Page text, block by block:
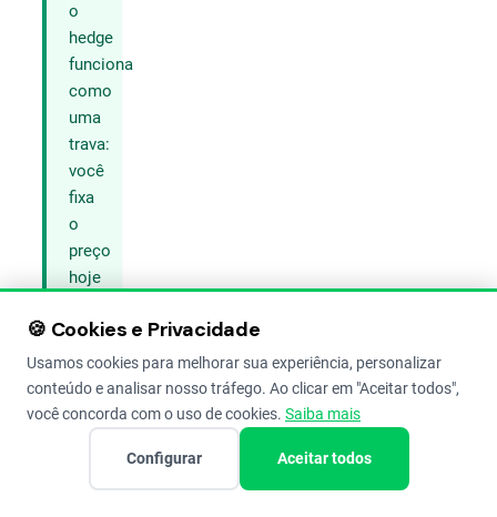
o
hedge
funciona
como
uma
trava:
você
fixa
o
preço
hoje
evitar
que
oscilações
negativas
mercado
corroam
🍪 Cookies e Privacidade
Usamos cookies para melhorar sua experiência, personalizar
conteúdo e analisar nosso tráfego. Ao clicar em "Aceitar todos",
você concorda com o uso de cookies. Saiba mais
Configurar Aceitar todos